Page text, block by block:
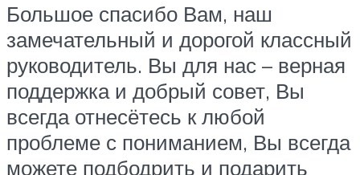
Большое спасибо Вам, наш
замечательный и дорогой классный
руководитель. Вы для нас – верная
поддержка и добрый совет, Вы
всегда отнесётесь к любой
проблеме с пониманием, Вы всегда
можете подбодрить и подарить